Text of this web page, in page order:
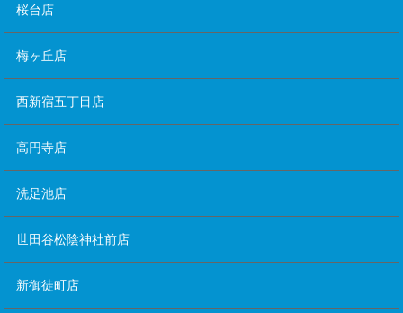
桜台店
梅ヶ丘店
西新宿五丁目店
高円寺店
洗足池店
世田谷松陰神社前店
新御徒町店